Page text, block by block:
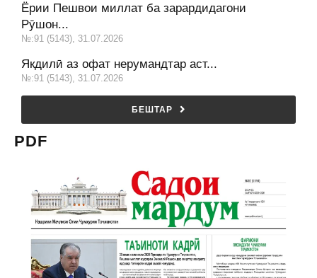
Ёрии Пешвои миллат ба зарардидагони
Рӯшон...
№:91 (5143), 31.07.2026
Якдилӣ аз офат нерумандтар аст...
№:91 (5143), 31.07.2026
БЕШТАР
PDF